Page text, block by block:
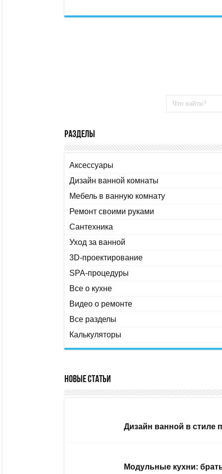
Разделы
Аксессуары
Дизайн ванной комнаты
Мебель в ванную комнату
Ремонт своими руками
Сантехника
Уход за ванной
3D-проектирование
SPA-процедуры
Все о кухне
Видео о ремонте
Все разделы
Калькуляторы
Новые статьи
Дизайн ванной в стиле
Модульные кухни: